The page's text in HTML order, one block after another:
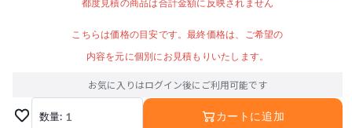
都度見積の商品は合計金額に反映されません
こちらは価格の目安です。最終価格は、ご希望の
内容を元に個別にお見積もりいたします。
お気に入りはログイン後にご利用可能です
数量: 1 カートに追加